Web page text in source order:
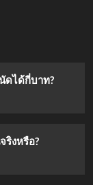
ดได้กี่บาท?
ริงหรือ?